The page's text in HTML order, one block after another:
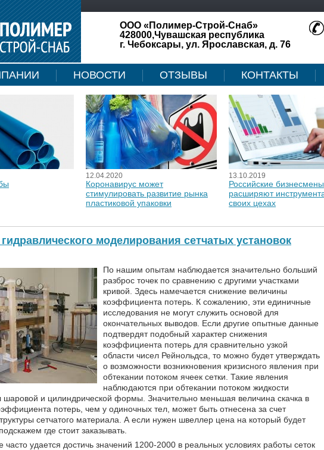
ООО «Полимер-Строй-Снаб»
428000,Чувашская республика
г. Чебоксары, ул. Ярославская, д. 76
НОВОСТИ ОТЗЫВЫ КОНТАКТЫ
12.04.2020
Коронавирус может
стимулировать развитие рынка
пластиковой упаковки
13.10.2019
Российские бизнесмены
расширяют
своих цехах
моделирования сетчатых установок
По нашим опытам наблюдается значительно больший
разброс точек по сравнению с другими участками
кривой. Здесь намечается снижение величины
коэффициента потерь. К сожалению, эти единичные
исследования не могут служить основой для
окончательных выводов. Если другие опытные данные
подтвердят подобный характер снижения
коэффициента потерь для сравнительно узкой
области чисел Рейнольдса, то можно будет утверждать
о возможности возникновения кризисного явления при
обтекании потоком ячеек сетки. Такие явления
наблюдаются при обтекании потоком жидкости
шаровой и цилиндрической формы. Значительно меньшая величина скачка в
потерь, чем у одиночных тел, может быть отнесена за счет
сетчатого материала. А если нужен швеллер цена на который будет
где стоит заказывать.
часто удается достичь значений 1200-2000 в реальных условиях работы сеток